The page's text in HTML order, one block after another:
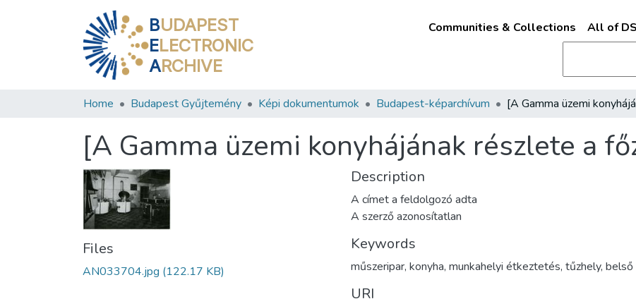
BUDAPEST
ELECTRONIC
ARCHIVE
Communities & Collections All of
Home Budapest Gyűjtemény Képi dokumentumok Budapest-képarchívum
[A Gamma üzemi konyhájának részlete a
Files
AN033704.jpg (122.17 KB)
Description
A címet a feldolgozó adta
A szerző azonosítatlan
Keywords
műszeripar, konyha, munkahelyi étkeztetés, tűzhely,
URI